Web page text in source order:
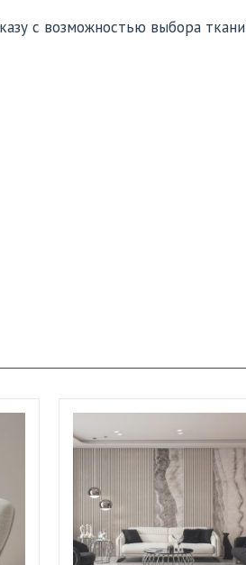
с возможностью выбора ткани